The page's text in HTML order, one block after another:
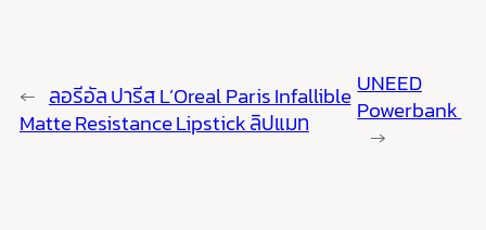
← ลอรีอัล ปารีส L’Oreal Paris Infallible
Matte Resistance Lipstick ลิปแมท
UNEED
Powerbank
→